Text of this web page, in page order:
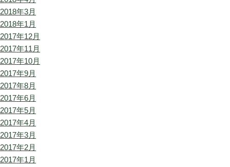
2018年3月
2018年1月
2017年12月
2017年11月
2017年10月
2017年9月
2017年8月
2017年6月
2017年5月
2017年4月
2017年3月
2017年2月
2017年1月